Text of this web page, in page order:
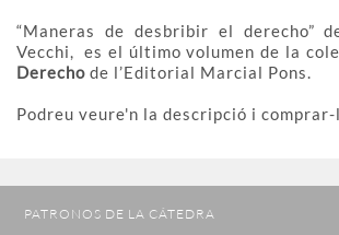
“Maneras de desbribir el derecho”
Vecchi, es el último volumen de la
Derecho de l’Editorial Marcial Pons.
Podreu veure'n la descripció i
PATRONOS DE LA CÁTEDRA